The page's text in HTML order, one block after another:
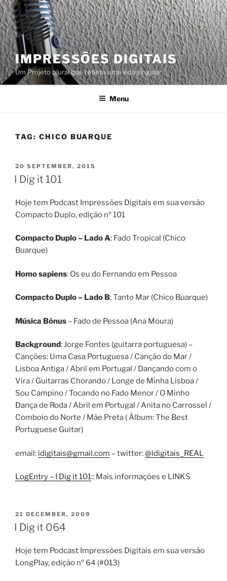
Skip
to
content
IMPRESSÕES DIGITAIS
Um Projeto plural que reflete uma vida singular
Menu
TAG: CHICO BUARQUE
POSTED
ON
20 SEPTEMBER, 2015
I Dig it 101
Hoje tem Podcast Impressões Digitais em sua versão
Compacto Duplo, edição nº 101
Compacto Duplo – Lado A: Fado Tropical (Chico
Buarque)
Homo sapiens: Os eu do Fernando em Pessoa
Compacto Duplo – Lado B: Tanto Mar (Chico Buarque)
Música Bônus – Fado de Pessoa (Ana Moura)
Background: Jorge Fontes (guitarra portuguesa) –
Canções: Uma Casa Portuguesa / Canção do Mar /
Lisboa Antiga / Abril em Portugal / Dançando com o
Vira / Guitarras Chorando / Longe de Minha Lisboa /
Sou Campino / Tocando no Fado Menor / O Minho
Dança de Roda / Abril em Portugal / Anita no Carrossel /
Comboio do Norte / Mãe Preta ( Álbum: The Best
Portuguese Guitar)
email: idigitais@gmail.com – twitter:@idigitais_REAL
LogEntry – I Dig it 101:: Mais informações e LINKS
POSTED
ON
21 DECEMBER, 2009
I Dig it 064
Hoje tem Podcast Impressões Digitais em sua versão
LongPlay, edição nº 64 (#013)